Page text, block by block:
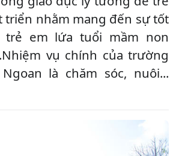
triển nhằm mang đến sự tốt
trẻ em lứa tuổi mầm non
vụ chính của trường
là chăm sóc, nuôi...